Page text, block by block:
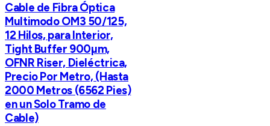
Cable de Fibra Óptica
Multimodo OM3 50/125,
12 Hilos, para Interior,
Tight Buffer 900µm,
OFNR Riser, Dieléctrica,
Precio Por Metro, (Hasta
2000 Metros (6562 Pies)
en un Solo Tramo de
Cable)